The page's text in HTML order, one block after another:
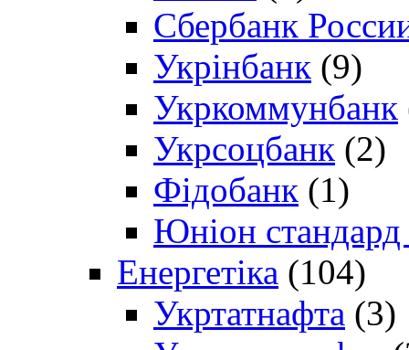
Сбербанк
Укрінбанк (9)
Укркоммунбанк
Укрсоцбанк (2)
Фідобанк (1)
Юніон стандард
Енергетіка (104)
Укртатнафта (3)